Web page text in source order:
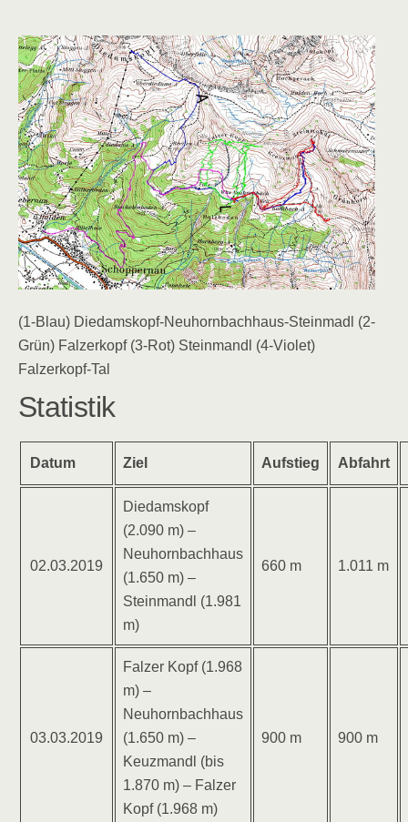
(1-Blau) Diedamskopf-Neuhornbachhaus-Steinmadl (2-
Grün) Falzerkopf (3-Rot) Steinmandl (4-Violet)
Falzerkopf-Tal
Statistik
Datum Ziel Aufstieg Abfahrt
02.03.2019
Diedamskopf
(2.090 m) –
Neuhornbachhaus
(1.650 m) –
Steinmandl (1.981
m)
660 m 1.011 m
03.03.2019
Falzer Kopf (1.968
m) –
Neuhornbachhaus
(1.650 m) –
Keuzmandl (bis
1.870 m) – Falzer
Kopf (1.968 m)
900 m 900 m